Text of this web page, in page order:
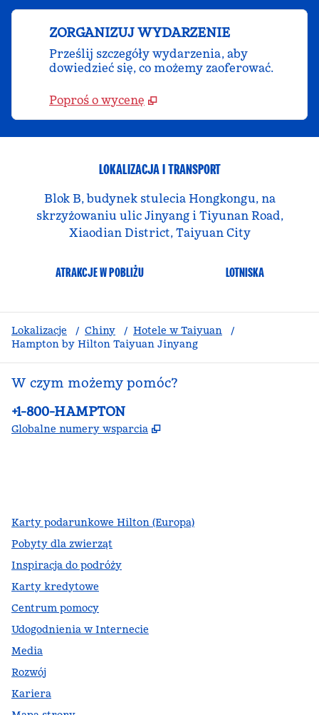
ZORGANIZUJ WYDARZENIE
Prześlij szczegóły wydarzenia, aby
dowiedzieć się, co możemy zaoferować.
Poproś o wycenę
LOKALIZACJA I TRANSPORT
Blok B, budynek stulecia Hongkongu, na
skrzyżowaniu ulic Jinyang i Tiyunan Road,
Xiaodian District, Taiyuan City
ATRAKCJE W POBLIŻU LOTNISKA
Lokalizacje / Chiny / Hotele w Taiyuan
/
Hampton by Hilton Taiyuan Jinyang
W czym możemy pomóc?
Telefon:
+1-800-HAMPTON
Globalne numery wsparcia ,
Karty podarunkowe Hilton (Europa)
Pobyty dla zwierząt
Inspiracja do podróży
Karty kredytowe
Centrum pomocy
Udogodnienia w Internecie
Media
Rozwój
Kariera